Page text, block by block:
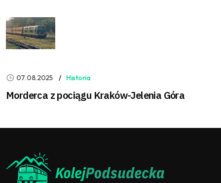
07.08.2025 Historia
Morderca z pociągu Kraków-Jelenia Góra